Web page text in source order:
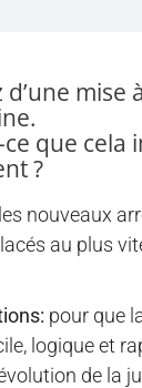
mise
ce que cela
?
les nouveaux
au plus
pour que
logique et
de la